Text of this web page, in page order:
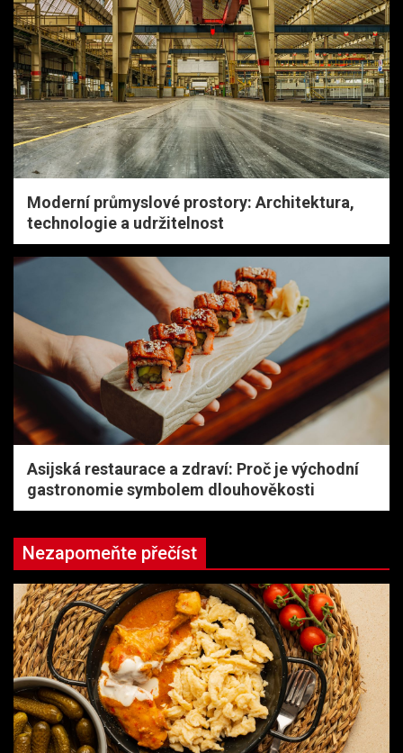
Moderní průmyslové prostory: Architektura,
technologie a udržitelnost
Asijská restaurace a zdraví: Proč je východní
gastronomie symbolem dlouhověkosti
Nezapomeňte přečíst